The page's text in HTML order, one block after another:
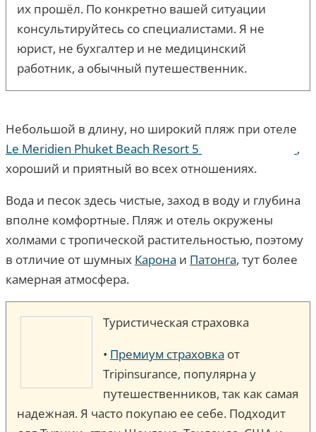
их прошёл. По конкретно вашей ситуации
консультируйтесь со специалистами. Я не
юрист, не бухгалтер и не медицинский
работник, а обычный путешественник.
Небольшой в длину, но широкий пляж при отеле
Le Meridien Phuket Beach Resort 5
,
хороший и приятный во всех отношениях.
Вода и песок здесь чистые, заход в воду и глубина
вполне комфортные. Пляж и отель окружены
холмами с тропической растительностью, поэтому
в отличие от шумных Карона и Патонга, тут более
камерная атмосфера.
Туристическая страховка
• Премиум страховка от
Tripinsurance, популярна у
путешественников, так как самая
надежная. Я часто покупаю ее себе. Подходит